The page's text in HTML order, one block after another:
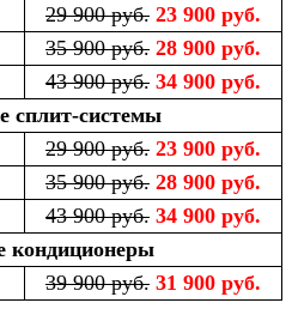
29 900 руб. 23 900 руб.
35 900 руб. 28 900 руб.
43 900 руб. 34 900 руб.
сплит-системы
29 900 руб. 23 900 руб.
35 900 руб. 28 900 руб.
43 900 руб. 34 900 руб.
кондиционеры
39 900 руб. 31 900 руб.